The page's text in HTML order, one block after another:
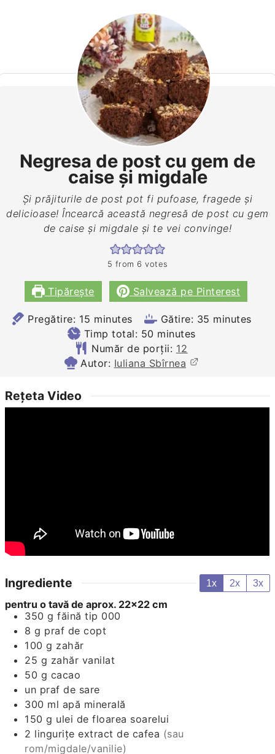
Negresa de post cu gem de
caise și migdale
Și prăjiturile de post pot fi pufoase, fragede și
delicioase! Încearcă această negresă de post cu gem
de caise și migdale și te vei convinge!
5 from 6 votes
Tipărește Salvează pe Pinterest
Pregătire: 15 minutes
minutes Gătire: 35 minutes
minutes
Timp total: 50minutes
minutes
Număr de porții: 12
Autor: Iuliana Sbîrnea
Rețeta Video
Ingrediente 1x 2x 3x
pentru o tavă de aprox. 22×22 cm
350 g făină tip 000
8g praf de copt
100 g zahăr
25 g zahăr vanilat
50 g cacao
un praf de sare
300 ml apă minerală
150 g ulei de floarea soarelui
2 lingurițe extract de cafea (sau
rom/migdale/vanilie)